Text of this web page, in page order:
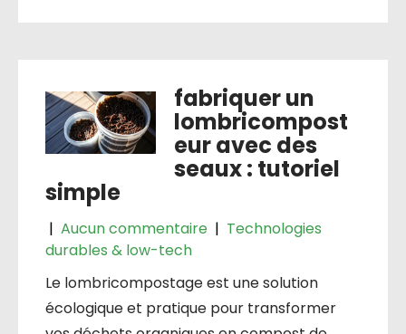
fabriquer un
lombricompost
eur avec des
seaux : tutoriel
simple
| Aucun commentaire | Technologies
durables & low-tech
Le lombricompostage est une solution
écologique et pratique pour transformer